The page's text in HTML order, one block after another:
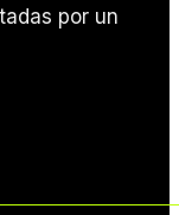
por un